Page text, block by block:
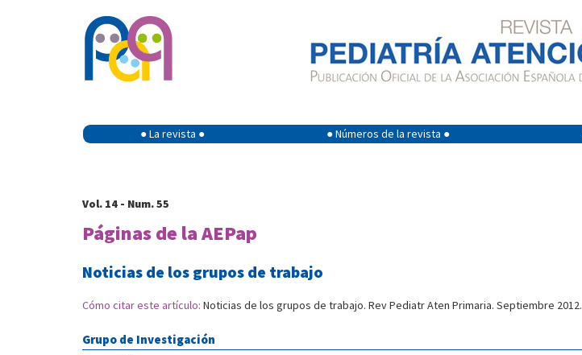
● La revista ● ● Números de la revista ●
Vol. 14 - Num. 55
Páginas de la AEPap
Noticias de los grupos de trabajo
Cómo citar este artículo: Noticias de los grupos de trabajo. Rev Pediatr Aten Primaria. Septiembre 2012.
Grupo de Investigación